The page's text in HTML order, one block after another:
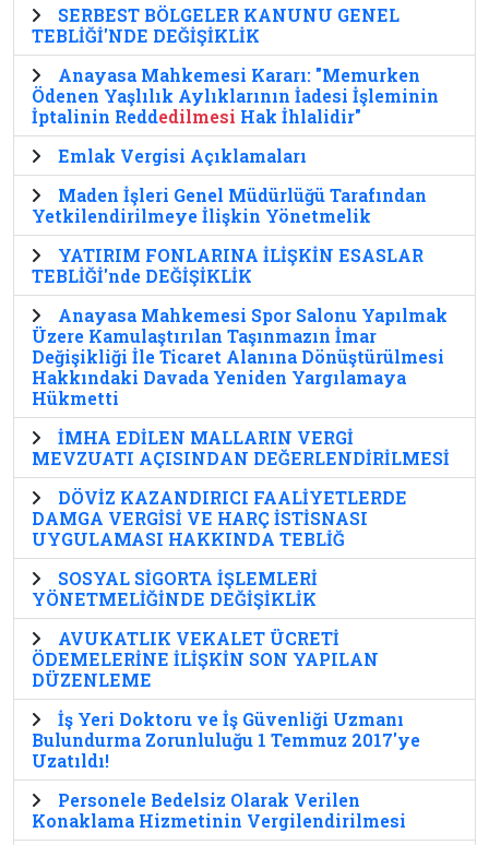
SERBEST BÖLGELER KANUNU GENEL
TEBLİĞİ'NDE DEĞİŞİKLİK
Anayasa Mahkemesi Kararı: "Memurken
Ödenen Yaşlılık Aylıklarının İadesi İşleminin
İptalinin Reddedilmesi Hak İhlalidir"
Emlak Vergisi Açıklamaları
Maden İşleri Genel Müdürlüğü Tarafından
Yetkilendirilmeye İlişkin Yönetmelik
YATIRIM FONLARINA İLİŞKİN ESASLAR
TEBLİĞİ'nde DEĞİŞİKLİK
Anayasa Mahkemesi Spor Salonu Yapılmak
Üzere Kamulaştırılan Taşınmazın İmar
Değişikliği İle Ticaret Alanına Dönüştürülmesi
Hakkındaki Davada Yeniden Yargılamaya
Hükmetti
İMHA EDİLEN MALLARIN VERGİ
MEVZUATI AÇISINDAN DEĞERLENDİRİLMESİ
DÖVİZ KAZANDIRICI FAALİYETLERDE
DAMGA VERGİSİ VE HARÇ İSTİSNASI
UYGULAMASI HAKKINDA TEBLİĞ
SOSYAL SİGORTA İŞLEMLERİ
YÖNETMELİĞİNDE DEĞİŞİKLİK
AVUKATLIK VEKALET ÜCRETİ
ÖDEMELERİNE İLİŞKİN SON YAPILAN
DÜZENLEME
İş Yeri Doktoru ve İş Güvenliği Uzmanı
Bulundurma Zorunluluğu 1 Temmuz 2017'ye
Uzatıldı!
Personele Bedelsiz Olarak Verilen
Konaklama Hizmetinin Vergilendirilmesi